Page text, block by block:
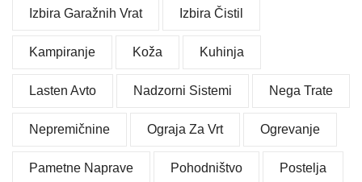
Izbira Garažnih Vrat Izbira Čistil
Kampiranje Koža Kuhinja
Lasten Avto Nadzorni Sistemi Nega Trate
Nepremičnine Ograja Za Vrt Ogrevanje
Pametne Naprave Pohodništvo Postelja